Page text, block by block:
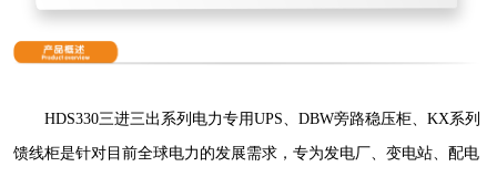
HDS330三进三出系列电力专用UPS、DBW旁路稳压柜、KX系列
馈线柜是针对目前全球电力的发展需求，专为发电厂、变电站、配电